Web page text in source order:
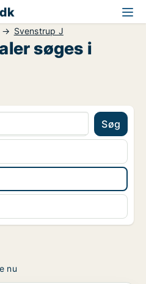
Svenstrup J
søges i
Søg
nu